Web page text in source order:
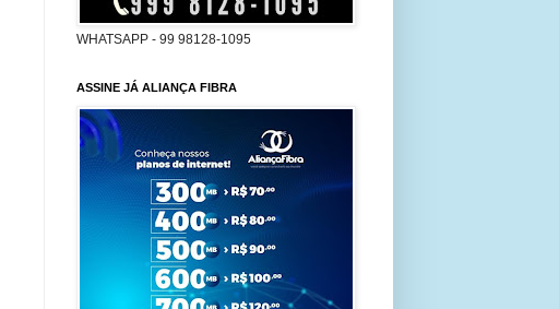
WHATSAPP - 99 98128-1095
ASSINE JÁ ALIANÇA FIBRA